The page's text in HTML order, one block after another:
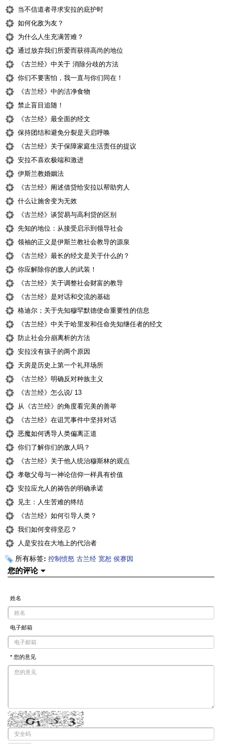
当不信道者寻求安拉的庇护时
如何化敌为友？
为什么人生充满苦难？
通过放弃我们所爱而获得高尚的地位
《古兰经》中关于 消除分歧的方法
你们不要害怕，我一直与你们同在！
《古兰经》中的洁净食物
禁止盲目追随！
《古兰经》最全面的经文
保持团结和避免分裂是天启呼唤
《古兰经》关于保障家庭生活责任的提议
安拉不喜欢极端和激进
伊斯兰教婚姻法
《古兰经》阐述借贷给安拉以帮助穷人
什么让施舍变为无效
《古兰经》谈贸易与高利贷的区别
先知的地位：从接受启示到领导社会
领袖的正义是伊斯兰教社会教导的源泉
《古兰经》最长的经文是关于什么的？
你应解除你的敌人的武装！
《古兰经》关于调整社会财富的教导
《古兰经》是对话和交流的基础
格迪尔；关于先知穆罕默德使命重要性的信息
《古兰经》中关于哈里发和任命先知继任者的经文
防止社会分崩离析的方法
安拉没有孩子的两个原因
天房是历史上第一个礼拜场所
《古兰经》明确反对种族主义
《古兰经》怎么说/ 13
从《古兰经》的角度看完美的善举
《古兰经》在诅咒事件中坚持对话
恶魔如何诱导人类偏离正道
你们了解你们的敌人吗？
《古兰经》关于他人统治穆斯林的观点
孝敬父母与一神论信仰一样具有价值
安拉应允人的祷告的明确承诺
见主：人生苦难的终结
《古兰经》如何引导人类？
我们如何变得坚忍？
人是安拉在大地上的代治者
所有标签: 控制愤怒 古兰经 宽恕 侯赛因
您的评论
姓名
电子邮箱
* 您的意见